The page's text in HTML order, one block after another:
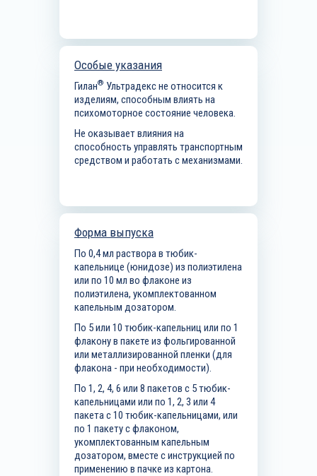
Особые указания
Гилан® Ультрадекс не относится к
изделиям, способным влиять на
психомоторное состояние человека.
Не оказывает влияния на
способность управлять транспортным
средством и работать с механизмами.
Форма выпуска
По 0,4 мл раствора в тюбик-
капельнице (юнидозе) из полиэтилена
или по 10 мл во флаконе из
полиэтилена, укомплектованном
капельным дозатором.
По 5 или 10 тюбик-капельниц или по 1
флакону в пакете из фольгированной
или металлизированной пленки (для
флакона - при необходимости).
По 1, 2, 4, 6 или 8 пакетов с 5 тюбик-
капельницами или по 1, 2, 3 или 4
пакета с 10 тюбик-капельницами, или
по 1 пакету с флаконом,
укомплектованным капельным
дозатором, вместе с инструкцией по
применению в пачке из картона.